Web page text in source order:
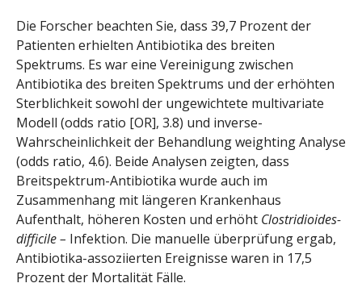
Die Forscher beachten Sie, dass 39,7 Prozent der
Patienten erhielten Antibiotika des breiten
Spektrums. Es war eine Vereinigung zwischen
Antibiotika des breiten Spektrums und der erhöhten
Sterblichkeit sowohl der ungewichtete multivariate
Modell (odds ratio [OR], 3.8) und inverse-
Wahrscheinlichkeit der Behandlung weighting Analyse
(odds ratio, 4.6). Beide Analysen zeigten, dass
Breitspektrum-Antibiotika wurde auch im
Zusammenhang mit längeren Krankenhaus
Aufenthalt, höheren Kosten und erhöht Clostridioides-
difficile – Infektion. Die manuelle überprüfung ergab,
Antibiotika-assoziierten Ereignisse waren in 17,5
Prozent der Mortalität Fälle.